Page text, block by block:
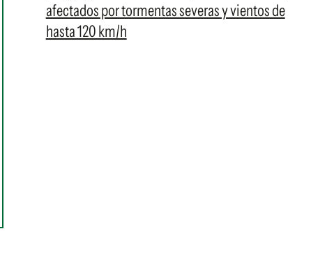
afectados por tormentas severas y vientos de
hasta 120 km/h